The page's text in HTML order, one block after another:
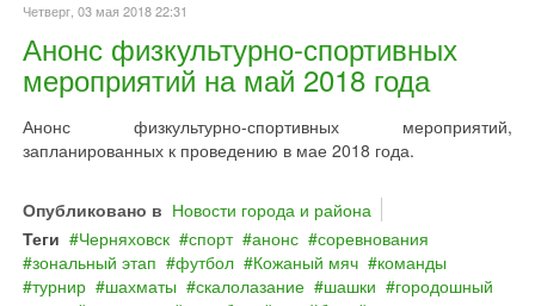
Четверг, 03 мая 2018 22:31
Анонс физкультурно-спортивных
мероприятий на май 2018 года
Анонс физкультурно-спортивных мероприятий,
запланированных к проведению в мае 2018 года.
Опубликовано в Новости города и района
Теги
Черняховск спорт анонс
соревнования
зональный этап
футбол Кожаный мяч
команды
турнир
шахматы скалолазание шашки
городошный